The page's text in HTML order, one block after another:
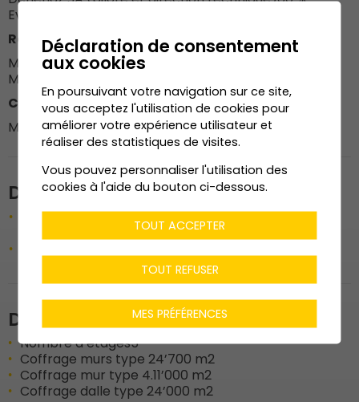
Evéquoz SA
Responsables DSA
M. Yanic Pannatier
M. Freddy Zermatten
Contremaître
M. José Carlos Da Silva
Description de l'ouvrage
Démolition d’un bâtiment et reconstruction d’un
immeuble résidentiel avec parking enterré.
Données techniques
Nombre d’étages5
Coffrage murs type 24’700 m2
Coffrage mur type 4.11’000 m2
Coffrage dalle type 24’000 m2
Déclaration de consentement
aux cookies
En poursuivant votre navigation sur ce site,
vous acceptez l'utilisation de cookies pour
améliorer votre expérience utilisateur et
réaliser des statistiques de visites.
Vous pouvez personnaliser l'utilisation des
cookies à l'aide du bouton ci-dessous.
TOUT ACCEPTER
TOUT REFUSER
MES PRÉFÉRENCES